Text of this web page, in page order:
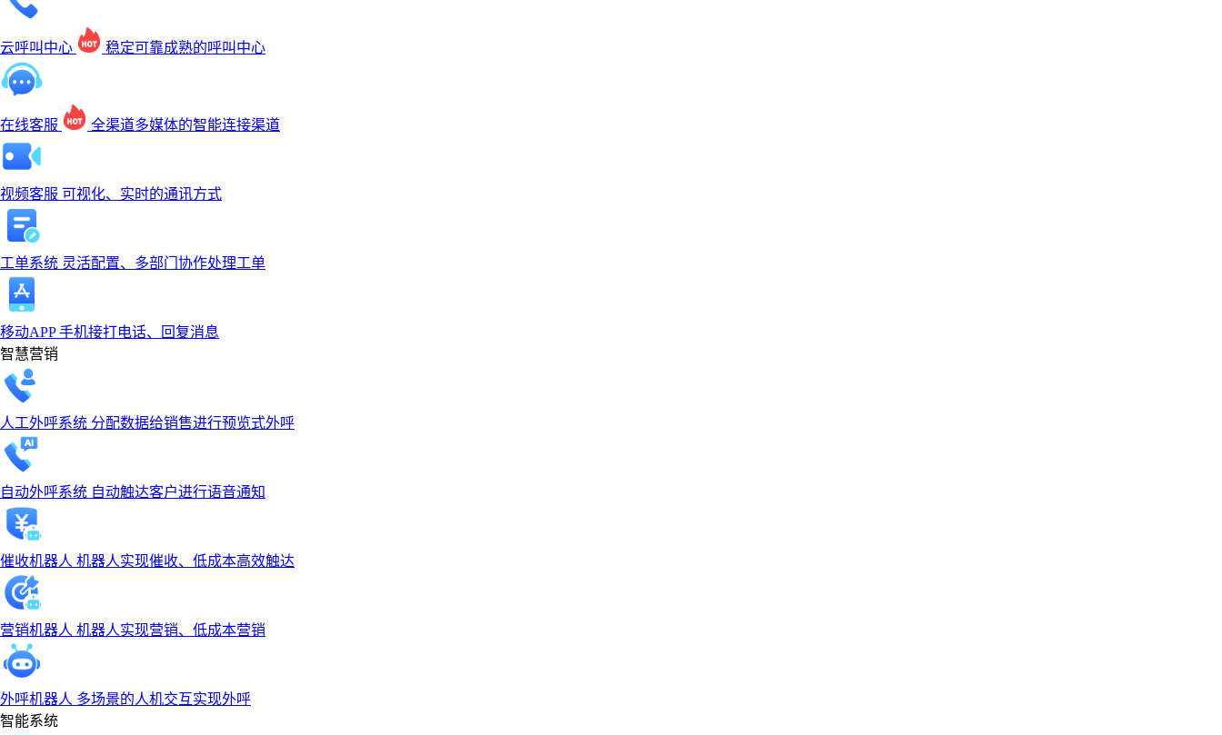
云呼叫中心 稳定可靠成熟的呼叫中心
在线客服 全渠道多媒体的智能连接渠道
视频客服 可视化、实时的通讯方式
工单系统 灵活配置、多部门协作处理工单
移动APP手机接打电话、回复消息
智慧营销
人工外呼系统 分配数据给销售进行预览式外呼
自动外呼系统 自动触达客户进行语音通知
催收机器人 机器人实现催收、低成本高效触达
营销机器人 机器人实现营销、低成本营销
外呼机器人 多场景的人机交互实现外呼
智能系统